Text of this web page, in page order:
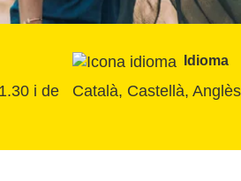
i de
Idioma
Català, Castellà,